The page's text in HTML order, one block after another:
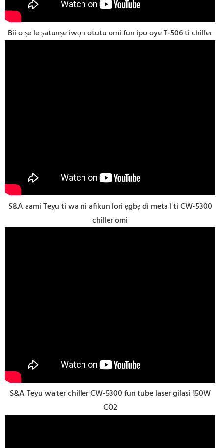
Bii o ṣe le ṣatunṣe iwọn otutu omi fun ipo oye T-506 ti chiller
S&A aami Teyu ti wa ni afikun lori ẹgbẹ dì metal ti CW-5300
chiller omi
S&A Teyu water chiller CW-5300 fun tube laser gilasi 150W
CO2